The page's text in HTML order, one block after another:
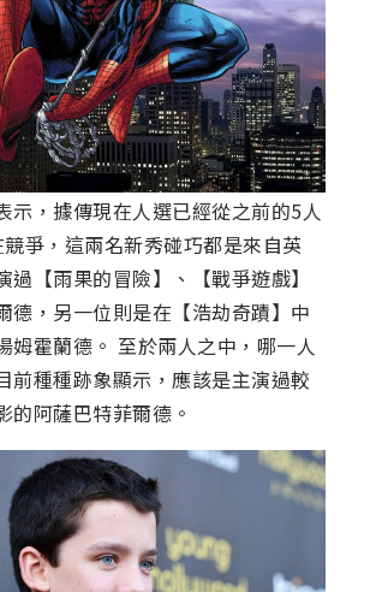
示，據傳現在人選已經從之前的5人
爭，這兩名新秀碰巧都是來自英
過【雨果的冒險】、【戰爭遊戲】
德，另一位則是在【浩劫奇蹟】中
姆霍蘭德。 至於兩人之中，哪一人
前種種跡象顯示，應該是主演過較
的阿薩巴特菲爾德。